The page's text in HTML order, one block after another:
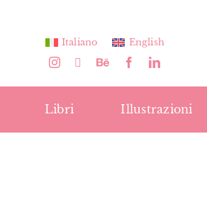
contenuto Italiano English
Libri Illustrazioni